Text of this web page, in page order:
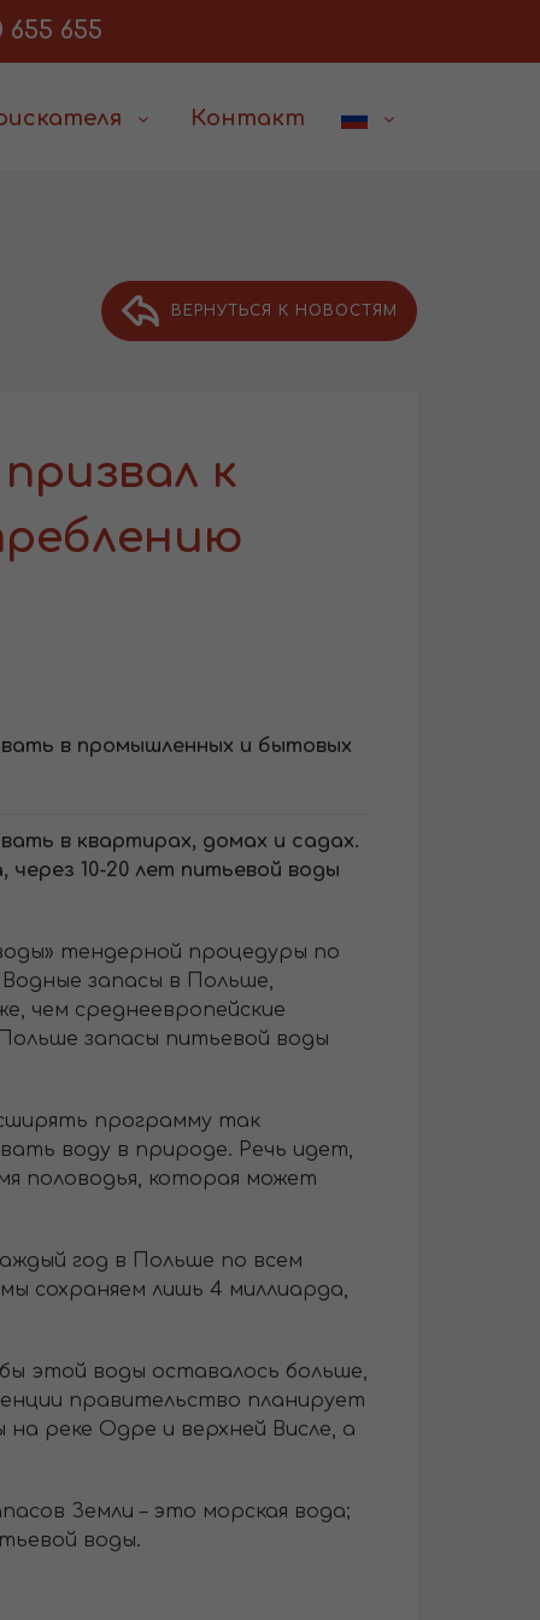
655 655
Контакт
ВЕРНУТЬСЯ К НОВОСТЯМ
к
в промышленных и бытовых
в квартирах, домах и садах.
10-20 лет питьевой воды
тендерной процедуры по
запасы в Польше,
чем среднеевропейские
запасы питьевой воды
программу так
воду в природе. Речь идет,
половодья, которая может
год в Польше по всем
сохраняем лишь 4 миллиарда,
этой воды оставалось больше,
правительство планирует
реке Одре и верхней Висле, а
Земли – это морская вода;
воды.